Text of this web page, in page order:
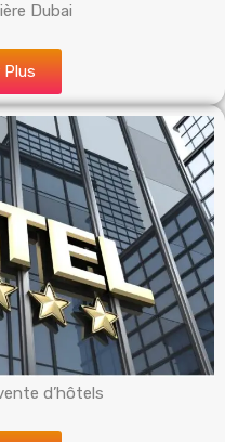
Dubai
Plus
d’hôtels